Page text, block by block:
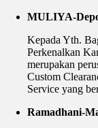
MULIYA-
Kepada Yth.
Perkenalkan
merupakan
Custom
Service yang
Ramadhani-